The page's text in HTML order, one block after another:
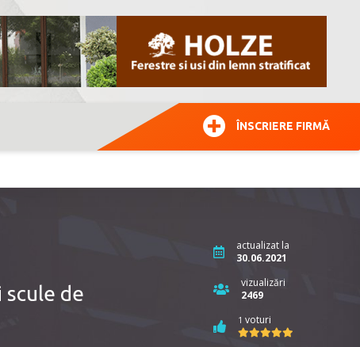
ÎNSCRIERE FIRMĂ
scule de
actualizat la
30.06.2021
vizualizări
2469
1 voturi